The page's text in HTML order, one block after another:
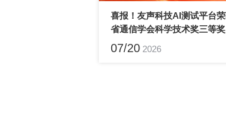
省通信学会科学技术奖三等奖
07/20 2026